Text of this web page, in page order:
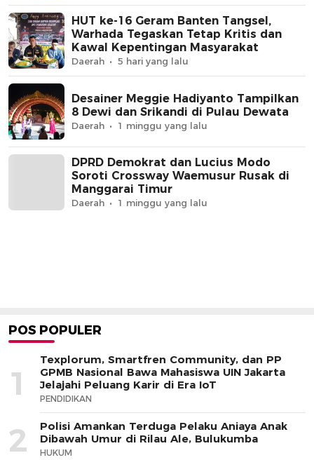
HUT ke-16 Geram Banten Tangsel,
Warhada Tegaskan Tetap Kritis dan
Kawal Kepentingan Masyarakat
Daerah 5 hari yang lalu
Desainer Meggie Hadiyanto Tampilkan
8 Dewi dan Srikandi di Pulau Dewata
Daerah 1 minggu yang lalu
DPRD Demokrat dan Lucius Modo
Soroti Crossway Waemusur Rusak di
Manggarai Timur
Daerah 1 minggu yang lalu
POS POPULER
1
Texplorum, Smartfren Community, dan PP
GPMB Nasional Bawa Mahasiswa UIN Jakarta
Jelajahi Peluang Karir di Era IoT
PENDIDIKAN
2
Polisi Amankan Terduga Pelaku Aniaya Anak
Dibawah Umur di Rilau Ale, Bulukumba
HUKUM